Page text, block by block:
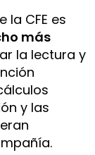
la CFE es
más
la lectura y
y las